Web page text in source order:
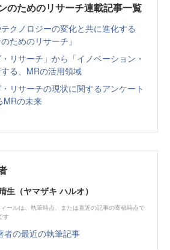
のためのリサーチ連載記事一覧
クノロジーの変化と共に進化する
ためのリサーチ」
・リサーチ」から「イノベーション・
る、MRの活用領域
・リサーチの現状に関するアンケート
MRの未来
生（ヤマザキ ハルオ）
ールは、執筆時点、または直近の記事の寄稿時点で
す
者の最近の執筆記事